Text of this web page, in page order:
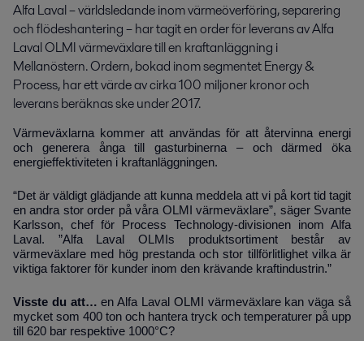
Alfa Laval – världsledande inom värmeöverföring, separering
och flödeshantering – har tagit en order för leverans av Alfa
Laval OLMI värmeväxlare till en kraftanläggning i
Mellanöstern. Ordern, bokad inom segmentet Energy &
Process, har ett värde av cirka 100 miljoner kronor och
leverans beräknas ske under 2017.
Värmeväxlarna kommer att användas för att återvinna energi
och generera ånga till gasturbinerna – och därmed öka
energieffektiviteten i kraftanläggningen.
“Det är väldigt glädjande att kunna meddela att vi på kort tid tagit
en andra stor order på våra OLMI värmeväxlare”, säger Svante
Karlsson, chef för Process Technology-divisionen inom Alfa
Laval. ”Alfa Laval OLMIs produktsortiment består av
värmeväxlare med hög prestanda och stor tillförlitlighet vilka är
viktiga faktorer för kunder inom den krävande kraftindustrin.”
Visste du att… en Alfa Laval OLMI värmeväxlare kan väga så
mycket som 400 ton och hantera tryck och temperaturer på upp
till 620 bar respektive 1000°C?